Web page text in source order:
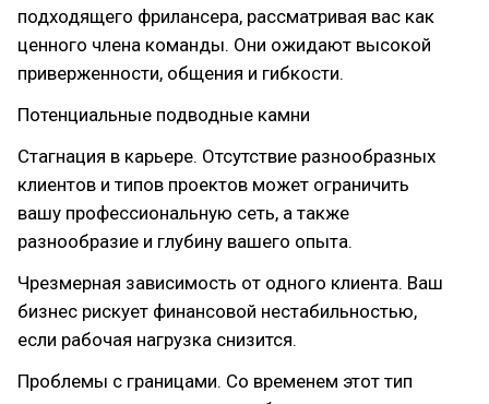
подходящего фрилансера, рассматривая вас как
ценного члена команды. Они ожидают высокой
приверженности, общения и гибкости.
Потенциальные подводные камни
Стагнация в карьере. Отсутствие разнообразных
клиентов и типов проектов может ограничить
вашу профессиональную сеть, а также
разнообразие и глубину вашего опыта.
Чрезмерная зависимость от одного клиента. Ваш
бизнес рискует финансовой нестабильностью,
если рабочая нагрузка снизится.
Проблемы с границами. Со временем этот тип